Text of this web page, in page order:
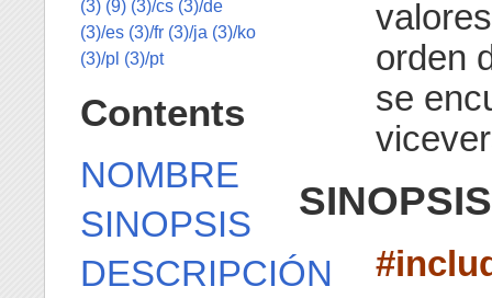
orden
se
SINOPSIS
(3) (9) (3)/cs (3)/de
(3)/es (3)/fr (3)/ja (3)/ko
(3)/pl (3)/pt
Contents
NOMBRE
SINOPSIS
DESCRIPCIÓN